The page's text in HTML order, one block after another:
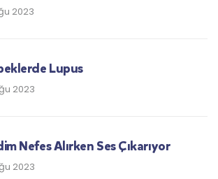
2023
Lupus
2023
Nefes Alırken Ses Çıkarıyor
2023